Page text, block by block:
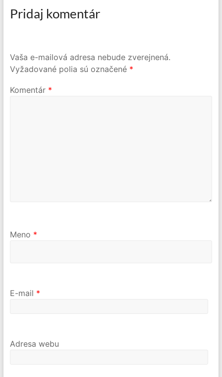
Pridaj komentár
Vaša e-mailová adresa nebude zverejnená.
Vyžadované polia sú označené *
Komentár *
Meno *
E-mail *
Adresa webu